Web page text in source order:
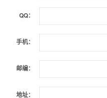
QQ：
手机：
邮编：
地址：